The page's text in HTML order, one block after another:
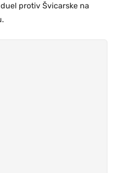
protiv Švicarske na